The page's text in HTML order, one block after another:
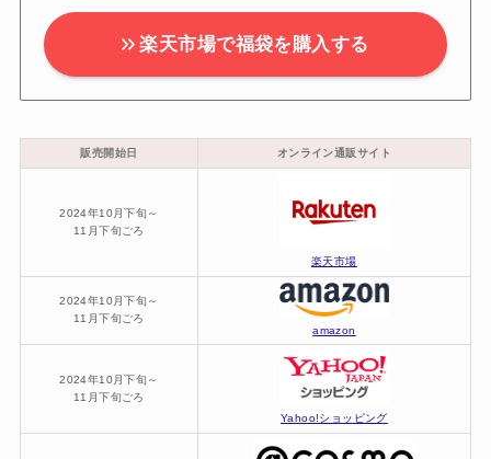
楽天市場で福袋を購入する
販売開始日 オンライン通販サイト
2024年10月下旬～
11月下旬ごろ
楽天市場
2024年10月下旬～
11月下旬ごろ
amazon
2024年10月下旬～
11月下旬ごろ
Yahoo!ショッピング